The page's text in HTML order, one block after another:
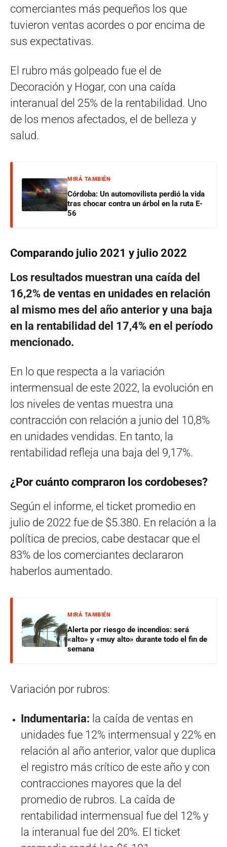
comerciantes más pequeños los que
tuvieron ventas acordes o por encima de
sus expectativas.
El rubro más golpeado fue el de
Decoración y Hogar, con una caída
interanual del 25% de la rentabilidad. Uno
de los menos afectados, el de belleza y
salud.
MIRÁ TAMBIÉN
Córdoba: Un automovilista perdió la vida
tras chocar contra un árbol en la ruta E-
56
Comparando julio 2021 y julio 2022
Los resultados muestran una caída del
16,2% de ventas en unidades en relación
al mismo mes del año anterior y una baja
en la rentabilidad del 17,4% en el período
mencionado.
En lo que respecta a la variación
intermensual de este 2022, la evolución en
los niveles de ventas muestra una
contracción con relación a junio del 10,8%
en unidades vendidas. En tanto, la
rentabilidad refleja una baja del 9,17%.
¿Por cuánto compraron los cordobeses?
Según el informe, el ticket promedio en
julio de 2022 fue de $5.380. En relación a la
política de precios, cabe destacar que el
83% de los comerciantes declararon
haberlos aumentado.
MIRÁ TAMBIÉN
Alerta por riesgo de incendios: será
«alto» y «muy alto» durante todo el fin de
semana
Variación por rubros:
Indumentaria: la caída de ventas en
unidades fue 12% intermensual y 22% en
relación al año anterior, valor que duplica
el registro más crítico de este año y con
contracciones mayores que la del
promedio de rubros. La caída de
rentabilidad intermensual fue del 12% y
la interanual fue del 20%. El ticket